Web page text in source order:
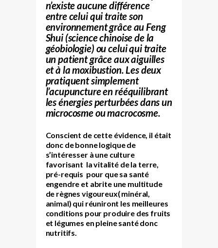
n’existe aucune différence
entre celui qui traite son
environnement grâce auFeng
Shui(science chinoise de la
géobiologie) ou celui qui traite
un patient grâce aux aiguilles
et à la moxibustion. Les deux
pratiquent simplement
l’acupuncture en rééquilibrant
les énergies perturbées dans un
microcosme ou macrocosme.
Conscient de cette évidence, il était
donc de bonne logique de
s’intéresser à une culture
favorisant la vitalité de la terre,
pré-requis pour que sa santé
engendre et abrite une multitude
de règnes vigoureux( minéral,
animal) qui réuniront les meilleures
conditions pour produire des fruits
et légumes en pleine santé donc
nutritifs.